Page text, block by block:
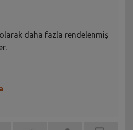
daha fazla rendelenmiş